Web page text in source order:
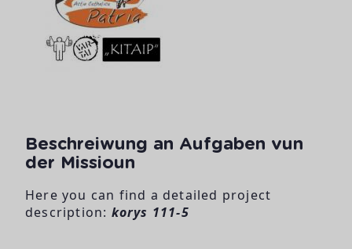
Beschreiwung an Aufgaben vun
der Missioun
Here you can find a detailed project
description: korys 111-5